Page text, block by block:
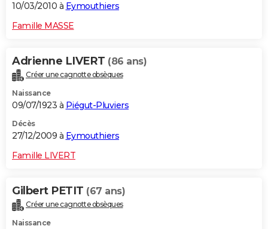
10/03/2010 à Eymouthiers
Famille MASSE
Adrienne LIVERT (86 ans)
Créer une cagnotte obsèques
Naissance
09/07/1923 à Piégut-Pluviers
Décès
27/12/2009 à Eymouthiers
Famille LIVERT
Gilbert PETIT (67 ans)
Créer une cagnotte obsèques
Naissance